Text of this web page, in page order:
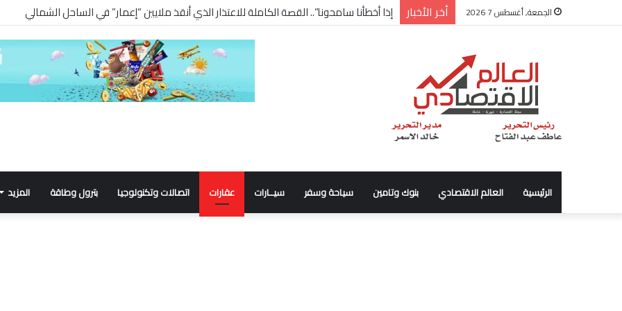
الجمعة, أغسطس 7 2026 أخر الأخبار شركة “Scope Developments” تعلن تولي أحمد كمال عيسى منصب الرئيس التنفيذي للقطاع التجاري
الرئيسية العالم الاقتصادي بنوك وتامين سياحة وسفر سيــارات عقارات اتصالات وتكنولوجيا بترول وطاقة المزيد